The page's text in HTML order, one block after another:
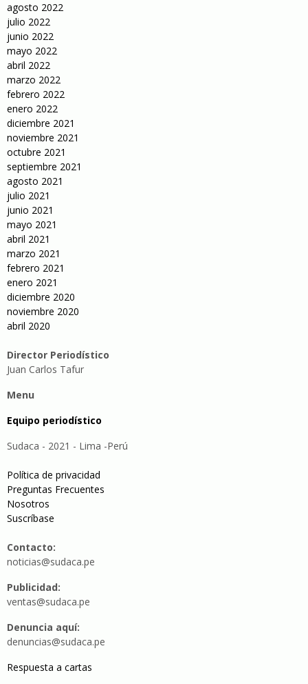
agosto 2022
julio 2022
junio 2022
mayo 2022
abril 2022
marzo 2022
febrero 2022
enero 2022
diciembre 2021
noviembre 2021
octubre 2021
septiembre 2021
agosto 2021
julio 2021
junio 2021
mayo 2021
abril 2021
marzo 2021
febrero 2021
enero 2021
diciembre 2020
noviembre 2020
abril 2020
Director Periodístico
Juan Carlos Tafur
Menu
Equipo periodístico
Sudaca - 2021 - Lima -Perú
Política de privacidad
Preguntas Frecuentes
Nosotros
Suscríbase
Contacto:
noticias@sudaca.pe
Publicidad:
ventas@sudaca.pe
Denuncia aquí:
denuncias@sudaca.pe
Respuesta a cartas